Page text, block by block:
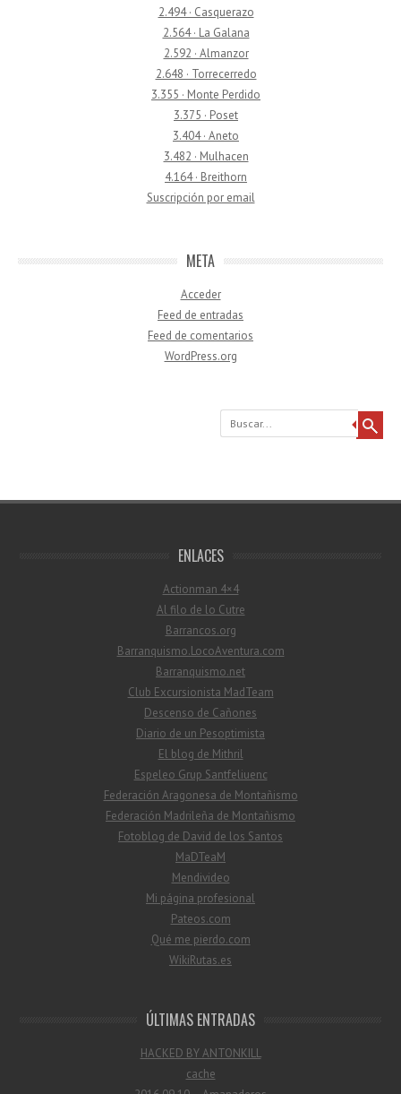
2.494 · Casquerazo
2.564 · La Galana
2.592 · Almanzor
2.648 · Torrecerredo
3.355 · Monte Perdido
3.375 · Poset
3.404 · Aneto
3.482 · Mulhacen
4.164 · Breithorn
Suscripción por email
META
Acceder
Feed de entradas
Feed de comentarios
WordPress.org
Buscar
ENLACES
Actionman 4×4
Al filo de lo Cutre
Barrancos.org
Barranquismo.LocoAventura.com
Barranquismo.net
Club Excursionista MadTeam
Descenso de Cañones
Diario de un Pesoptimista
El blog de Mithril
Espeleo Grup Santfeliuenc
Federación Aragonesa de Montañismo
Federación Madrileña de Montañismo
Fotoblog de David de los Santos
MaDTeaM
Mendivideo
Mi página profesional
Pateos.com
Qué me pierdo.com
WikiRutas.es
ÚLTIMAS ENTRADAS
HACKED BY ANTONKILL
cache